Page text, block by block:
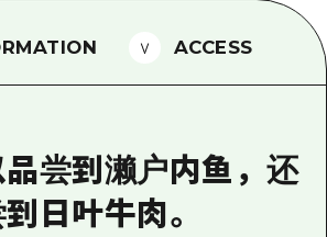
愿者指南
问题解答
下载
ACCESS
尝到濑户内鱼，还
日叶牛肉。